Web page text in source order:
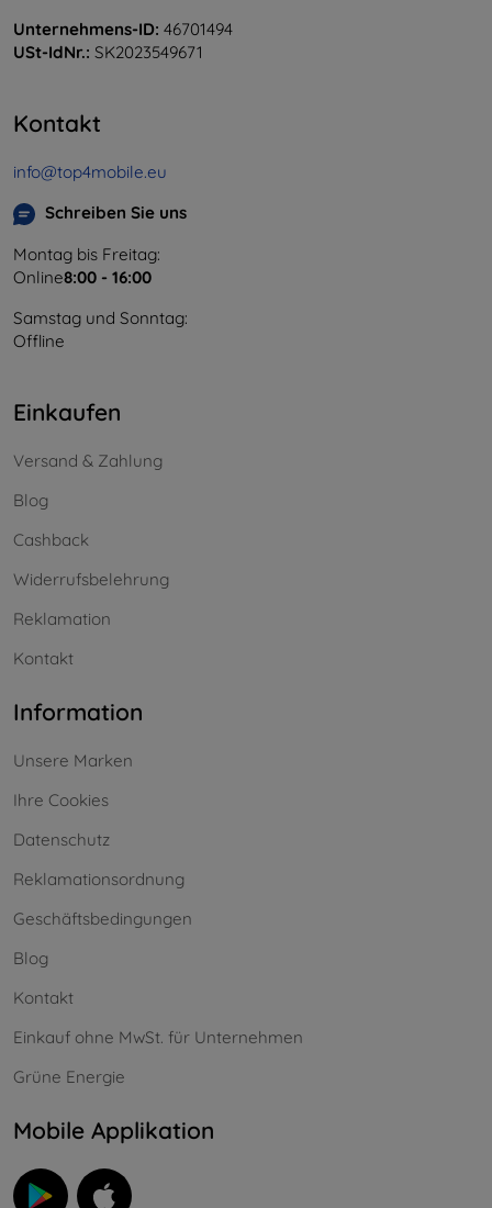
Unternehmens-ID: 46701494
USt-IdNr.: SK2023549671
Kontakt
info@top4mobile.eu
Schreiben Sie uns
Montag bis Freitag:
Online8:00 - 16:00
Samstag und Sonntag:
Offline
Einkaufen
Versand & Zahlung
Blog
Cashback
Widerrufsbelehrung
Reklamation
Kontakt
Information
Unsere Marken
Ihre Cookies
Datenschutz
Reklamationsordnung
Geschäftsbedingungen
Blog
Kontakt
Einkauf ohne MwSt. für Unternehmen
Grüne Energie
Mobile Applikation